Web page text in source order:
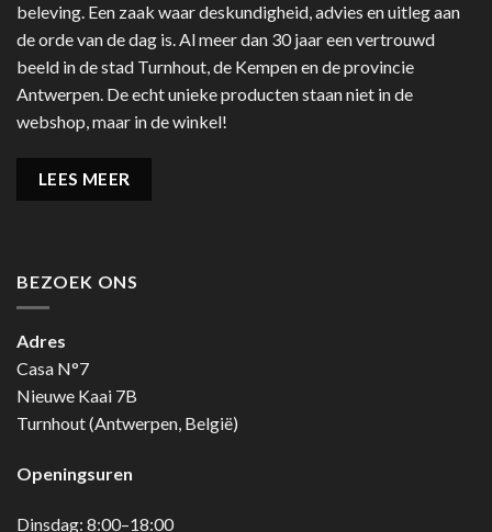
beleving. Een zaak waar deskundigheid, advies en uitleg aan
de orde van de dag is. Al meer dan 30 jaar een vertrouwd
beeld in de stad Turnhout, de Kempen en de provincie
Antwerpen. De echt unieke producten staan niet in de
webshop, maar in de winkel!
LEES MEER
BEZOEK ONS
Adres
Casa N°7
Nieuwe Kaai 7B
Turnhout (Antwerpen, België)
Openingsuren
Dinsdag: 8:00–18:00